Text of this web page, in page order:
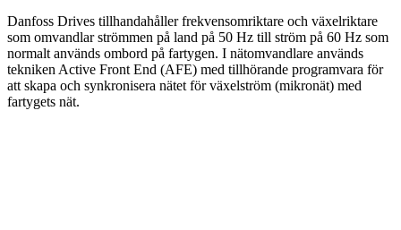
Danfoss Drives tillhandahåller frekvensomriktare och växelriktare
som omvandlar strömmen på land på 50 Hz till ström på 60 Hz som
normalt används ombord på fartygen. I nätomvandlare används
tekniken Active Front End (AFE) med tillhörande programvara för
att skapa och synkronisera nätet för växelström (mikronät) med
fartygets nät.